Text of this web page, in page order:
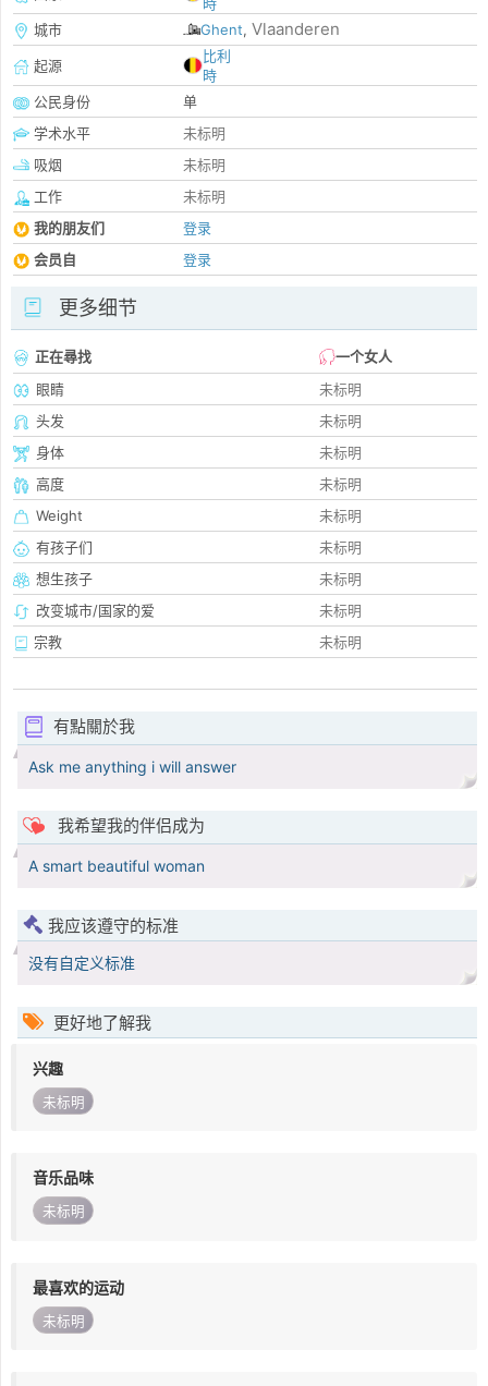
城市
Ghent, Vlaanderen
起源
比利
時
公民身份
单
学术水平
未标明
吸烟
未标明
工作
未标明
我的朋友们
登录
会员自
登录
更多细节
正在尋找
一个女人
眼睛
未标明
头发
未标明
身体
未标明
高度
未标明
Weight
未标明
有孩子们
未标明
想生孩子
未标明
改变城市/国家的爱
未标明
宗教
未标明
有點關於我
Ask me anything i will answer
我希望我的伴侣成为
A smart beautiful woman
我应该遵守的标准
没有自定义标准
更好地了解我
兴趣
未标明
音乐品味
未标明
最喜欢的运动
未标明